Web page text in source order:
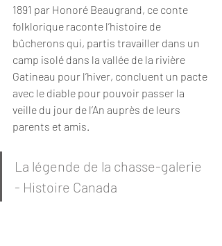
1891 par Honoré Beaugrand, ce conte
folklorique raconte l’histoire de
bûcherons qui, partis travailler dans un
camp isolé dans la vallée de la rivière
Gatineau pour l’hiver, concluent un pacte
avec le diable pour pouvoir passer la
veille du jour de l’An auprès de leurs
parents et amis.
La légende de la chasse-galerie
- Histoire Canada